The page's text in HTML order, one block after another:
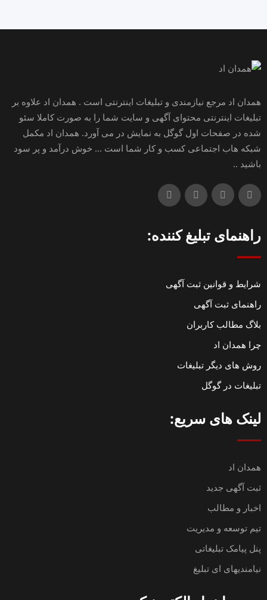
همدان اد مرجع نیازمندی و تبلیغات اینترنتی است . همدان اد علاوه بر
تبلیغات اینترنتی محتوای آگهی و سایت شما را به صورت کاملا سئو
شده در صفحات اول گوگل به نمایش در می آورد. همدان اد مکمل
شبکه هاب اجتماعی کسب و کار شما است ... خوش درآمد و پر سود
باشید ..
راهنمای تبلیغ کننده:
شرایط و قوانین ثبت آگهی
راهنمای ثبت آگهی
بلاگ مطالب کاربران
چرا همدان اد
روش های دیگر تبلیغات
تبلیغات در گوگل
لینک های سریع:
همدان اد
ثبت آگهی جدید
اخبار و مطالب
تیم توسعه و مدیریت
پنل پیامک تبلیغاتی
نیامندیهای ای تبلیغ